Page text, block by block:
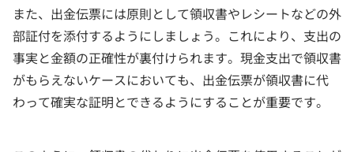
また、出金伝票には原則として領収書やレシートなどの外
部証付を添付するようにしましょう。これにより、支出の
事実と金額の正確性が裏付けられます。現金支出で領収書
がもらえないケースにおいても、出金伝票が領収書に代
わって確実な証明とできるようにすることが重要です。